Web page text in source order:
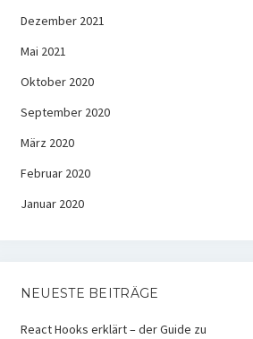
Dezember 2021
Mai 2021
Oktober 2020
September 2020
März 2020
Februar 2020
Januar 2020
NEUESTE BEITRÄGE
React Hooks erklärt – der Guide zu